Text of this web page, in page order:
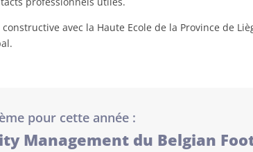
avec la Haute Ecole de la Province de
pour cette année :
Management du Belgian